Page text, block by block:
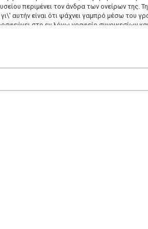
περιμένει τον άνδρα των ονείρων της.
αυτήν είναι ότι ψάχνει γαμπρό μέσω του
στο εν λόγω γραφείο συνοικεσίων
, Ερρίκος Κονταρίνης
Καραβουσάνος , Μπέτυ Μοσχονά , Κούλα
, Τζούλια Κουμουνδούρου , Άννα Χρυσάφη